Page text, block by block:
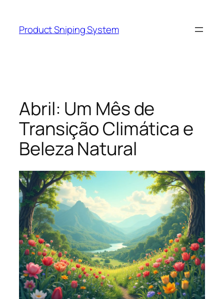
content
Product Sniping System
Abril: Um Mês de
Transição Climática e
Beleza Natural